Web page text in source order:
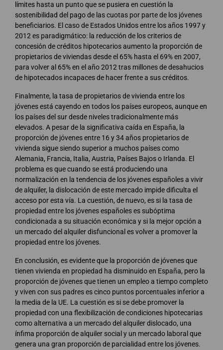
límites hasta un punto que se pusiera en cuestión la
sostenibilidad del pago de las cuotas por parte de los jóvenes
beneficiarios. El caso de Estados Unidos entre los años 1997 y
2012 es paradigmático: la reducción de los criterios de
concesión de créditos hipotecarios aumento la proporción de
propietarios de viviendas desde el 65% hasta el 69% en 2007,
para volver al 65% en el año 2012 tras millones de desahucios
de hipotecados incapaces de hacer frente a sus créditos.
Finalmente, la tasa de propietarios de vivienda entre los
jóvenes está cayendo en todos los países europeos, aunque en
los países del sur desde niveles tradicionalmente más
elevados. A pesar de la significativa caída en España, la
proporción de jóvenes entre 16 y 34 años propietarios de
vivienda sigue siendo superior a muchos países como
Alemania, Francia, Italia, Austria, Países Bajos o Irlanda. El
problema es que cuando se está produciendo una
normalización en la tendencia de los jóvenes españoles a vivir
de alquiler, la dislocación de este mercado impide dificulta el
acceso por esta vía. La cuestión, de nuevo, es si la tasa de
propiedad entre los jóvenes españoles es subóptima
condicionada a su situación económica y si la mejor opción a
un mercado del alquiler disfuncional es volver a promover la
propiedad entre los jóvenes.
En conclusión, es evidente que la proporción de jóvenes que
tienen vivienda en propiedad ha disminuido en España, pero la
proporción de jóvenes que tienen un empleo a tiempo completo
y viven con sus padres es cinco puntos porcentuales inferior a
la media de la UE. La cuestión es si se debe promover la
propiedad con una flexibilización de condiciones hipotecarias
como alternativa a un mercado del alquiler dislocado, una
ínfima proporción de alquiler social y un mercado laboral que
genera una gran proporción de parcialidad entre los jóvenes.